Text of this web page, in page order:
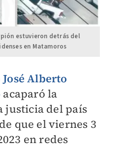
estuvieron detrás del
en Matamoros
José Alberto
acaparó la
justicia del país
que el viernes 3
en redes